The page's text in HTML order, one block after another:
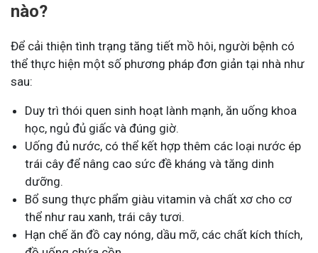
nào?
Để cải thiện tình trạng tăng tiết mồ hôi, người bệnh có
thể thực hiện một số phương pháp đơn giản tại nhà như
sau:
Duy trì thói quen sinh hoạt lành mạnh, ăn uống khoa
học, ngủ đủ giấc và đúng giờ.
Uống đủ nước, có thể kết hợp thêm các loại nước ép
trái cây để nâng cao sức đề kháng và tăng dinh
dưỡng.
Bổ sung thực phẩm giàu vitamin và chất xơ cho cơ
thể như rau xanh, trái cây tươi.
Hạn chế ăn đồ cay nóng, dầu mỡ, các chất kích thích,